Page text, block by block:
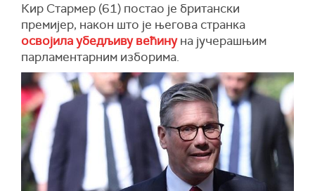
Кир Стармер (61) постао је британски
премијер, након што је његова странка
освојила убедљиву већинуна јучерашњим
парламентарним изборима.